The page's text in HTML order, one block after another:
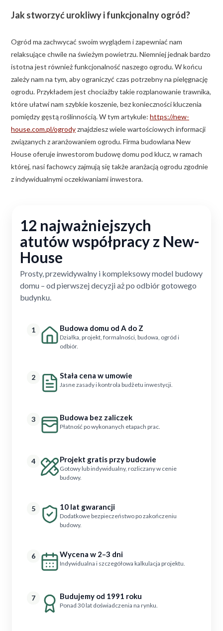
Jak stworzyć urokliwy i funkcjonalny ogród?
Ogród ma zachwycać swoim wyglądem i zapewniać nam
relaksujące chwile na świeżym powietrzu. Niemniej jednak bardzo
istotna jest również funkcjonalność naszego ogrodu. W końcu
zależy nam na tym, aby ograniczyć czas potrzebny na pielęgnację
ogrodu. Przykładem jest chociażby takie rozplanowanie trawnika,
które ułatwi nam szybkie koszenie, bez konieczności kluczenia
pomiędzy gęstą roślinnością. W tym artykule: https://new-
house.com.pl/ogrodyznajdziesz wiele wartościowych informacji
związanych z aranżowaniem ogrodu. Firma budowlana New
House oferuje inwestorom budowę domu pod klucz, w ramach
której, nasi fachowcy zajmują się także aranżacją ogrodu zgodnie
z indywidualnymi oczekiwaniami inwestora.
12 najważniejszych
atutów współpracy z New-
House
Prosty, przewidywalny i kompleksowy model budowy
domu – od pierwszej decyzji aż po odbiór gotowego
budynku.
1 Budowa domu od A do Z
Działka, projekt, formalności, budowa, ogród i
odbiór.
2 Stała cena w umowie
Jasne zasady i kontrola budżetu inwestycji.
3 Budowa bez zaliczek
Płatność po wykonanych etapach prac.
4 Projekt gratis przy budowie
Gotowy lub indywidualny, rozliczany w cenie
budowy.
5 10 lat gwarancji
Dodatkowe bezpieczeństwo po zakończeniu
budowy.
6 Wycena w 2–3 dni
Indywidualna i szczegółowa kalkulacja projektu.
7 Budujemy od 1991 roku
Ponad 30 lat doświadczenia na rynku.